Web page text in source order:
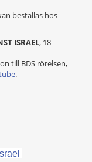
beställas hos
ISRAEL, 18
till BDS rörelsen,
.
Israel